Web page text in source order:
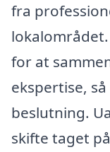
fra
for at
ekspertise,
beslutning.
skifte taget